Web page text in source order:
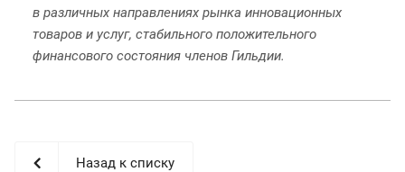
в различных направлениях рынка инновационных
товаров и услуг, стабильного положительного
финансового состояния членов Гильдии.
Назад к списку